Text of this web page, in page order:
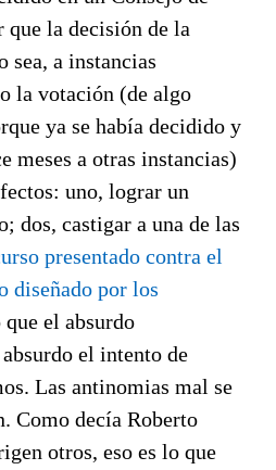
que la decisión de la
sea, a instancias
la votación (de algo
ya se había decidido y
meses a otras instancias)
uno, lograr un
dos, castigar a una de las
presentado contra el
diseñado por los
el absurdo
el intento de
Las antinomias mal se
Como decía Roberto
otros, eso es lo que